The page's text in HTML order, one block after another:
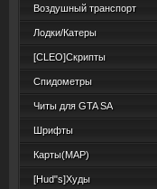
Воздушный транспорт
Лодки/Катеры
[CLEO]Скрипты
Спидометры
Читы для GTA SA
Шрифты
Карты(MAP)
[Hud"s]Худы